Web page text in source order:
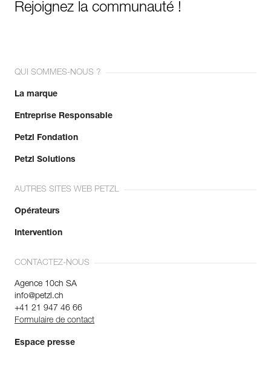
Rejoignez la communauté !
QUI SOMMES-NOUS ?
La marque
Entreprise Responsable
Petzl Fondation
Petzl Solutions
AUTRES SITES WEB PETZL
Opérateurs
Intervention
CONTACTEZ-NOUS
Agence 10ch SA
info@petzl.ch
+41 21 947 46 66
Formulaire de contact
Espace presse